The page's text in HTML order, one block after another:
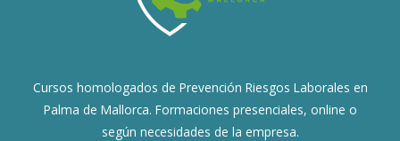
Cursos homologados de Prevención Riesgos Laborales en
Palma de Mallorca. Formaciones presenciales, online o
según necesidades de la empresa.